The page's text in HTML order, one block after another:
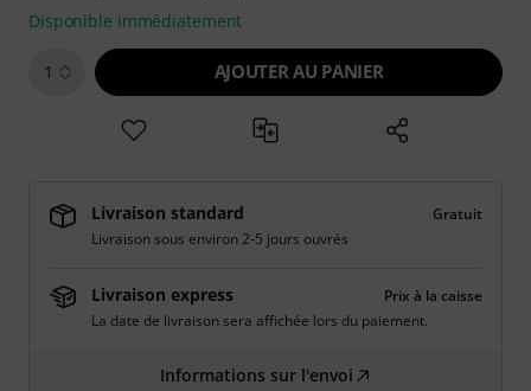
Disponible immédiatement
1 AJOUTER AU PANIER
Livraison standard
Gratuit
Livraison sous environ 2-5 jours ouvrés
Livraison express
Prix à la caisse
La date de livraison sera affichée lors du paiement.
Informations sur l'envoi